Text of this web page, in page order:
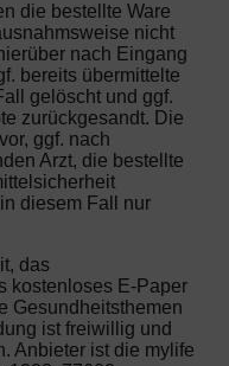
die bestellte Ware
nicht
nach Eingang
bereits übermittelte
gelöscht und ggf.
zurückgesandt. Die
ggf. nach
Arzt, die bestellte
diesem Fall nur
das
kostenloses E-Paper
Gesundheitsthemen
ist freiwillig und
Anbieter ist die mylife